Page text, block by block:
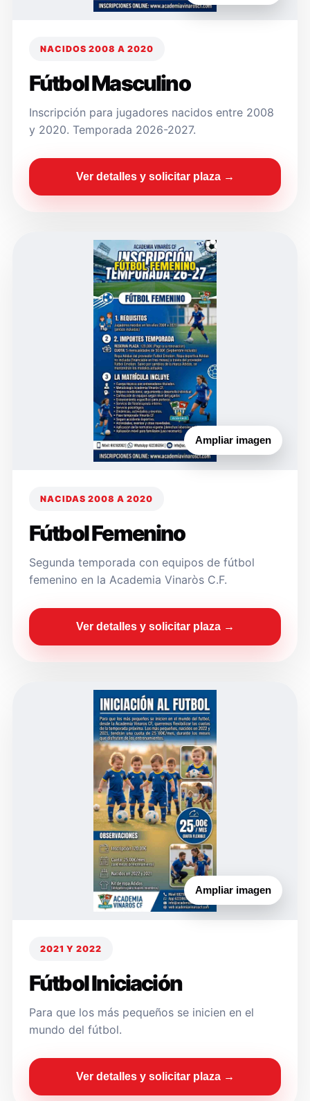
NACIDOS 2008 A 2020
Fútbol Masculino
Inscripción para jugadores nacidos entre 2008
y 2020. Temporada 2026-2027.
Ver detalles y solicitar plaza →
Ampliar imagen
NACIDAS 2008 A 2020
Fútbol Femenino
Segunda temporada con equipos de fútbol
femenino en la Academia Vinaròs C.F.
Ver detalles y solicitar plaza →
Ampliar imagen
2021 Y 2022
Fútbol Iniciación
Para que los más pequeños se inicien en el
mundo del fútbol.
Ver detalles y solicitar plaza →